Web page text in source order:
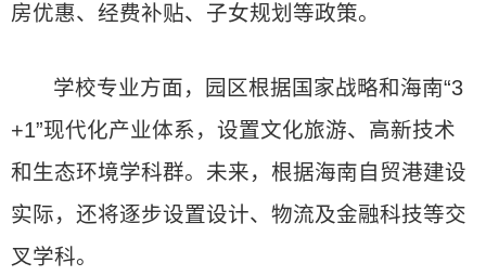
房优惠、经费补贴、子女规划等政策。
学校专业方面，园区根据国家战略和海南“3
+1”现代化产业体系，设置文化旅游、高新技术
和生态环境学科群。未来，根据海南自贸港建设
实际，还将逐步设置设计、物流及金融科技等交
叉学科。